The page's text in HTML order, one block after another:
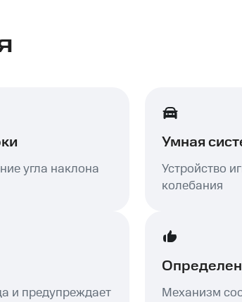
угла наклона
Умная
Устройство
колебания
и предупреждает
Механизм